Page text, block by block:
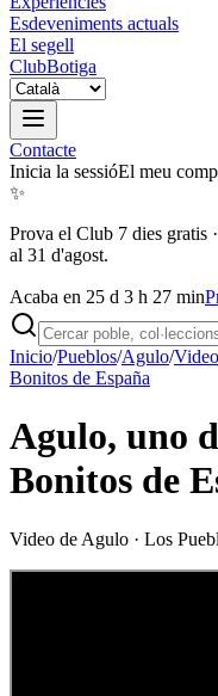
Esdeveniments actuals
El segell
ClubBotiga
Contacte
Inicia la sessióEl meu
✨
Prova el Club 7 dies gratis ·
al 31 d'agost.
Acaba en 25 d 3 h 27 min
Inicio/Pueblos/Agulo/
Bonitos de España
Agulo, uno
Bonitos de
Video de Agulo · Los